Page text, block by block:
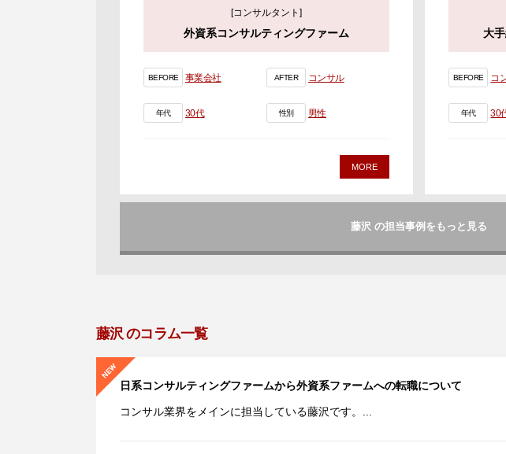
[コンサルタント]
外資系コンサルティングファーム
BEFORE 事業会社 AFTER コンサル
年代 30代 性別 男性
MORE
大
BEFORE コ
年代 30
藤沢 の担当事例をもっと見る
藤沢 のコラム一覧
日系コンサルティングファームから外資系ファームへの転職について
コンサル業界をメインに担当している藤沢です。...